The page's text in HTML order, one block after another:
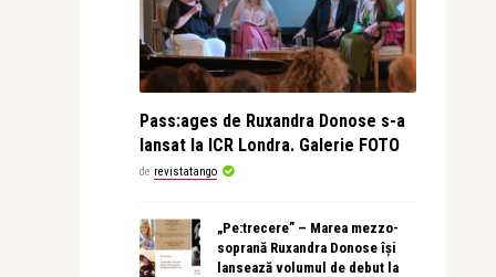
Pass:ages de Ruxandra Donose s-a
lansat la ICR Londra. Galerie FOTO
de revistatango
„Pe:trecere” – Marea mezzo-
soprană Ruxandra Donose își
lansează volumul de debut la